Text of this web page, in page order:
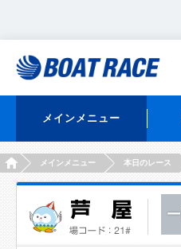
メインメニュー
HOMEメインメニュー 本日のレース